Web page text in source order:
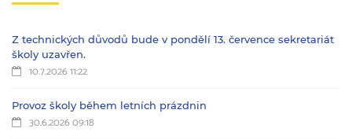
Z technických důvodů bude v pondělí 13. července sekretariát
školy uzavřen.
10.7.2026 11:22
Provoz školy během letních prázdnin
30.6.2026 09:18